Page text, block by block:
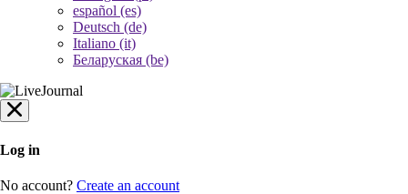
español (es)
Deutsch (de)
Italiano (it)
Беларуская (be)
Log in
No account? Create an account